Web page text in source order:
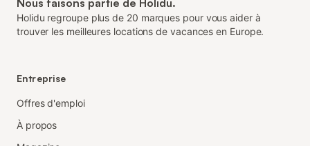
Nous faisons partie de Holidu.
Holidu regroupe plus de 20 marques pour vous aider à
trouver les meilleures locations de vacances en Europe.
Entreprise
Offres d'emploi
À propos